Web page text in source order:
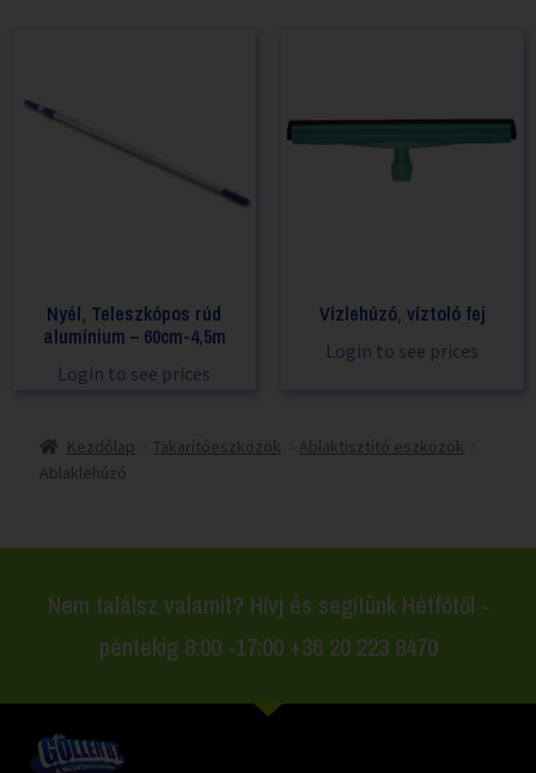
Nyél, Teleszkópos rúd
alumínium – 60cm-4,5m
Login to see prices
Vízlehúzó, víztoló fej
Login to see prices
Kezdőlap Takarítóeszközök
Ablaktisztító eszközök
Ablaklehúzó
Nem találsz valamit? Hívj és segítünk Hétfőtől -
péntekig 8:00 -17:00 +36 20 223 8470